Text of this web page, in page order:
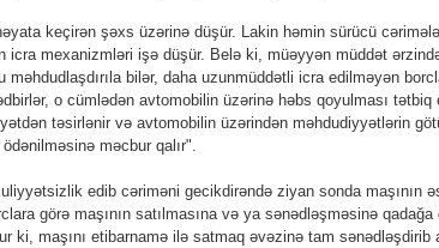
keçirən şəxs üzərinə düşür. Lakin həmin sürücü
icra mexanizmləri işə düşür. Belə ki, müəyyən müddət
bilər, daha uzunmüddətli icra edilməyən
o cümlədən avtomobilin üzərinə həbs qoyulması tətbiq
təsirlənir və avtomobilin üzərindən məhdudiyyətlərin
məcbur qalır".
edib cəriməni gecikdirəndə ziyan sonda maşının
görə maşının satılmasına və ya sənədləşməsinə
ki, maşını etibarnamə ilə satmaq əvəzinə tam sənədləşdirib